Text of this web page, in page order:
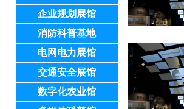
企业规划展馆
消防科普基地
电网电力展馆
交通安全展馆
数字化农业馆